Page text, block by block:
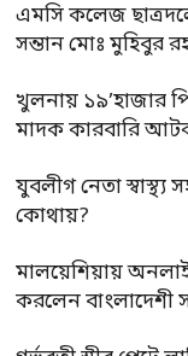
এমসি কলেজ
সন্তান মোঃ মুহিবুর
খুলনায় ১৯’হাজার
মাদক কারবারি
যুবলীগ নেতা
কোথায়?
মালয়েশিয়ায়
করলেন বাংলাদেশী